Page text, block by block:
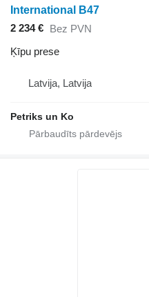
International B47
2 234 € Bez PVN
Ķīpu prese
Latvija, Latvija
Petriks un Ko